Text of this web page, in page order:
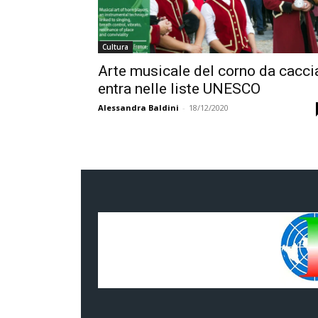
Cultura
Arte musicale del corno da
entra nelle liste UNESCO
Alessandra Baldini - 18/12/2020